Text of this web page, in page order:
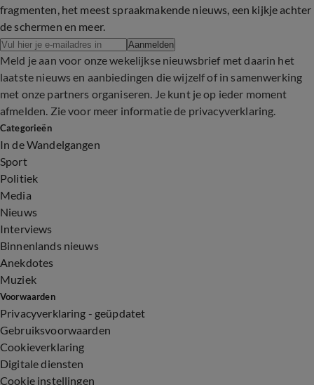
fragmenten, het meest spraakmakende nieuws, een kijkje achter
de schermen en meer.
Aanmelden
Meld je aan voor onze wekelijkse nieuwsbrief met daarin het
laatste nieuws en aanbiedingen die wijzelf of in samenwerking
met onze partners organiseren. Je kunt je op ieder moment
afmelden. Zie voor meer informatie de privacyverklaring.
Categorieën
In de Wandelgangen
Sport
Politiek
Media
Nieuws
Interviews
Binnenlands nieuws
Anekdotes
Muziek
Voorwaarden
Privacyverklaring - geüpdatet
Gebruiksvoorwaarden
Cookieverklaring
Digitale diensten
Cookie instellingen